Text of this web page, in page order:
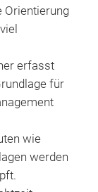
Orientierung
erfasst
für
wie
werden